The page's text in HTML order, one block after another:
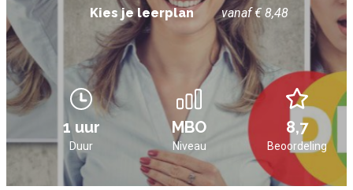
Voucher verzilveren
Account en hulp
Meer
Inloggen
Kies je leerplan vanaf € 8,48
1 uur MBO 8,7
Duur Niveau Beoordeling